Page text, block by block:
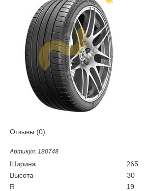
Отзывы (0)
Артикул: 180748
Ширина
265
Высота
30
R
19